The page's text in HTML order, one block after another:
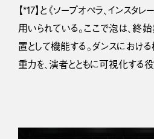
【*17】と《ソープオペラ、インスタ
用いられている。ここで泡は、終
置として機能する。ダンスにおけ
重力を、演者とともに可視化する